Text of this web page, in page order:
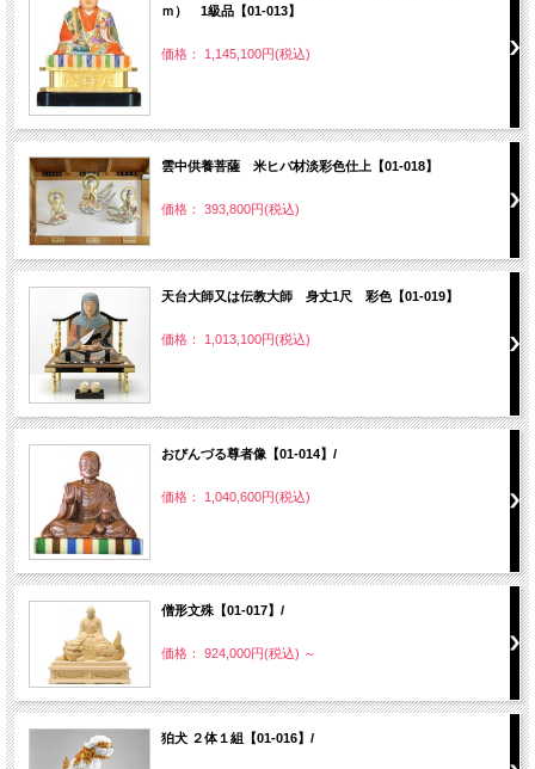
ｍ） 1級品【01-013】
価格： 1,145,100円(税込)
雲中供養菩薩 米ヒバ材淡彩色仕上【01-018】
価格： 393,800円(税込)
天台大師又は伝教大師 身丈1尺 彩色【01-019】
価格： 1,013,100円(税込)
おびんづる尊者像【01-014】/
価格： 1,040,600円(税込)
僧形文殊【01-017】/
価格： 924,000円(税込) ～
狛犬 ２体１組【01-016】/